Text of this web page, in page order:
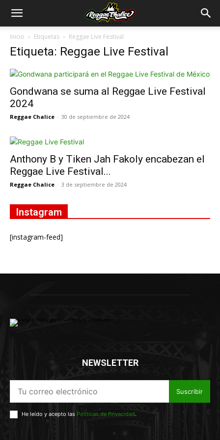
Inicio Etiquetas Reggae Live Festival
Etiqueta: Reggae Live Festival
Gondwana se suma al Reggae Live Festival
2024
Reggae Chalice - 30 de septiembre de 2024
Anthony B y Tiken Jah Fakoly encabezan el
Reggae Live Festival...
Reggae Chalice - 3 de septiembre de 2024
Instagram
[instagram-feed]
NEWSLETTER
Suscribir
He leído y acepto las Políticas de Privacidad.